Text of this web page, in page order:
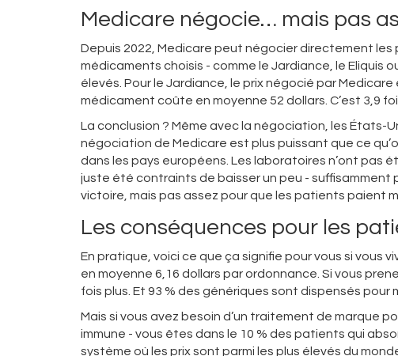
Medicare négocie… mais pas
Depuis 2022, Medicare peut négocier directement les
médicaments choisis - comme le Jardiance, le Eliquis
élevés. Pour le Jardiance, le prix négocié par
médicament coûte en moyenne 52 dollars. C’est 3,9
La conclusion ? Même avec la négociation, les États-
négociation de Medicare est plus puissant que ce
dans les pays européens. Les laboratoires n’ont pas
juste été contraints de baisser un peu - suffisamment
victoire, mais pas assez pour que les patients paient
Les conséquences pour les
En pratique, voici ce que ça signifie pour vous si vous
en moyenne 6,16 dollars par ordonnance. Si vous
fois plus. Et 93 % des génériques sont dispensés pour
Mais si vous avez besoin d’un traitement de marque
immune - vous êtes dans le 10 % des patients qui
système où les prix sont parmi les plus élevés du